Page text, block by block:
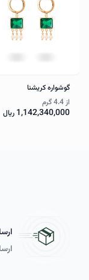
گوشواره کریشنا
از4.4 گرم
1,142,340,000 ریال